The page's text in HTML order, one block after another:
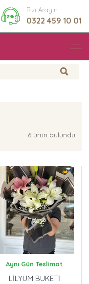
Bizi Arayın
0322 459 10 01
6 ürün bulundu.
Aynı Gün Teslimat
LİLYUM BUKETİ